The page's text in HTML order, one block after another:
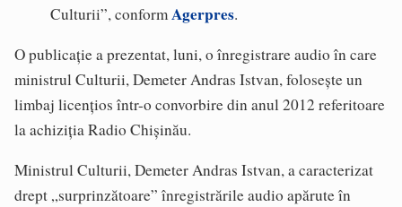
Culturii”, conformAgerpres.
O publicație a prezentat, luni, o înregistrare audio în care
ministrul Culturii, Demeter Andras Istvan, folosește un
limbaj licențios într-o convorbire din anul 2012 referitoare
la achiziția Radio Chișinău.
Ministrul Culturii, Demeter Andras Istvan, a caracterizat
drept „surprinzătoare” înregistrările audio apărute în